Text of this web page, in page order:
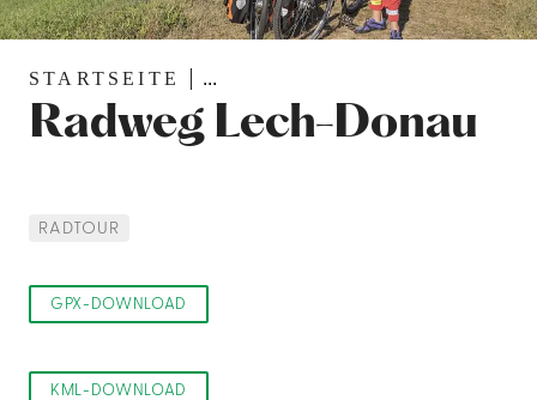
STARTSEITE ...
Radweg Lech-Donau
RADTOUR
GPX-DOWNLOAD
KML-DOWNLOAD